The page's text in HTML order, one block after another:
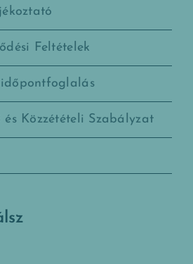
Feltételek
és Közzétételi Szabályzat